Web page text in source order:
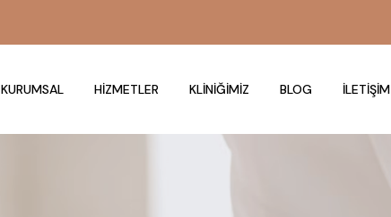
KURUMSAL HIZMETLER KLINIĞIMIZ BLOG İLETIŞIM